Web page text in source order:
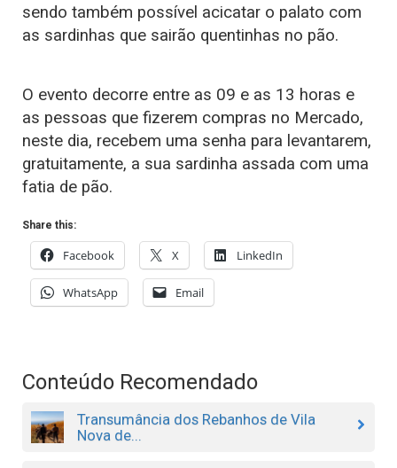
sendo também possível acicatar o palato com
as sardinhas que sairão quentinhas no pão.
O evento decorre entre as 09 e as 13 horas e
as pessoas que fizerem compras no Mercado,
neste dia, recebem uma senha para levantarem,
gratuitamente, a sua sardinha assada com uma
fatia de pão.
Share this:
Facebook X LinkedIn
WhatsApp Email
Conteúdo Recomendado
Transumância dos Rebanhos de Vila
Nova de...